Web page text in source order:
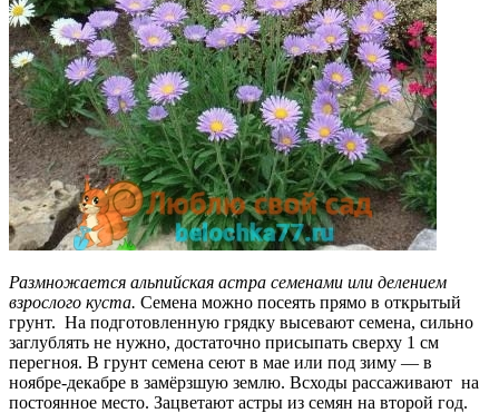
Размножается альпийская астра семенами или делением
взрослого куста. Семена можно посеять прямо в открытый
грунт. На подготовленную грядку высевают семена, сильно
заглублять не нужно, достаточно присыпать сверху 1 см
перегноя. В грунт семена сеют в мае или под зиму — в
ноябре-декабре в замёрзшую землю. Всходы рассаживают на
постоянное место. Зацветают астры из семян на второй год.